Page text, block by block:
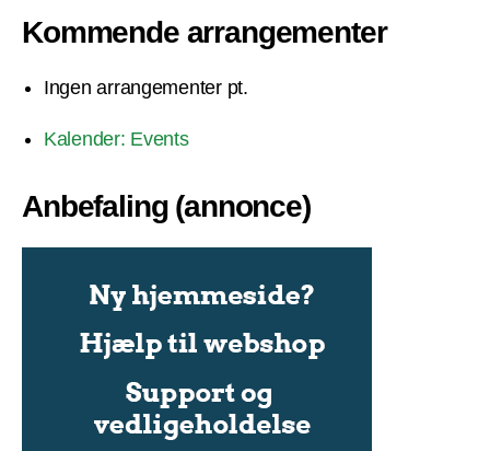
Kommende arrangementer
Ingen arrangementer pt.
Kalender: Events
Anbefaling (annonce)